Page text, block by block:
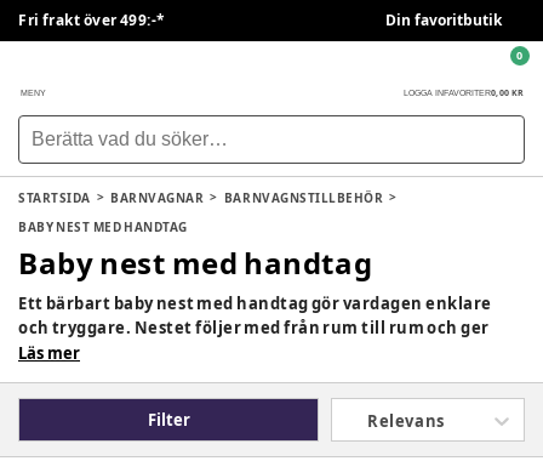
Fri frakt över 499:-* Din favoritbutik
MENY LOGGA IN FAVORITER0,00 KR
0
STARTSIDA BARNVAGNAR
BARNVAGNSTILLBEHÖR
BABY NEST MED HANDTAG
Baby nest med handtag
Ett bärbart baby nest med handtag gör vardagen enklare
och tryggare. Nestet följer med från rum till rum och ger
bebisen ostörd vila, samtidigt som det gör det naturligt att
babynestet från barnvagnen vidare till mammaträffen på
ett fik, er kontroll på BVC eller besök hos vänner och familj
utan att störa vilan, så att barnet alltid är trygg och nära dig.
Läs mer
Filter Relevans